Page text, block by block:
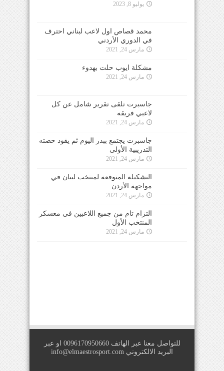
يوليو 8, 2023
محمد قصاص اول لاعب لبناني احترف
في الدوري الأردني
مارس 24, 2021
مشكلة ايوب حلت بهدوء
مارس 24, 2021
جاسبرت تلقى تقرير شامل عن كل
لاعبي فريقه
مارس 24, 2021
جاسبرت يجتمع ببدر اليوم ثم يقود حصته
التدريبية الأولى
مارس 24, 2021
التشكيلة المتوقعة لمنتخب لبنان في
مواجهة الأردن
مارس 24, 2021
التزام تام من جميع اللاعبين في معسكر
المنتخب الأول
مارس 24, 2021
للتواصل معنا عبر الهاتف 0096170950660 او عبر
البريد الالكتروني info@elmaestrosport.com